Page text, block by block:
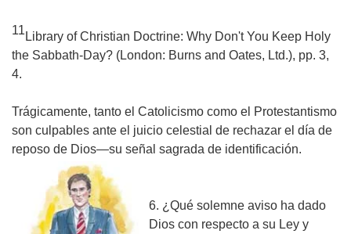
11 Library of Christian Doctrine: Why Don't You Keep Holy
the Sabbath-Day? (London: Burns and Oates, Ltd.), pp. 3,
4.
Trágicamente, tanto el Catolicismo como el Protestantismo
son culpables ante el juicio celestial de rechazar el día de
reposo de Dios—su señal sagrada de identificación.
6. ¿Qué solemne aviso ha dado
Dios con respecto a su Ley y